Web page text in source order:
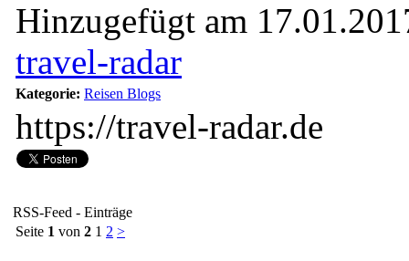
Hinzugefügt am
travel-radar
Kategorie: Reisen Blogs
https://travel-radar.de
RSS-Feed - Einträge
Seite 1 von 2 1 2 >